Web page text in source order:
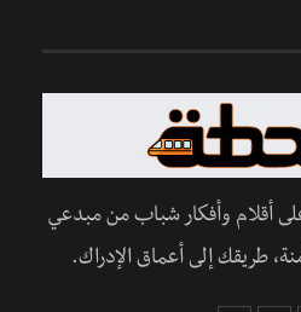
أقلام وأفكار شباب من مبدعي
طريقك إلى أعماق الإدراك.